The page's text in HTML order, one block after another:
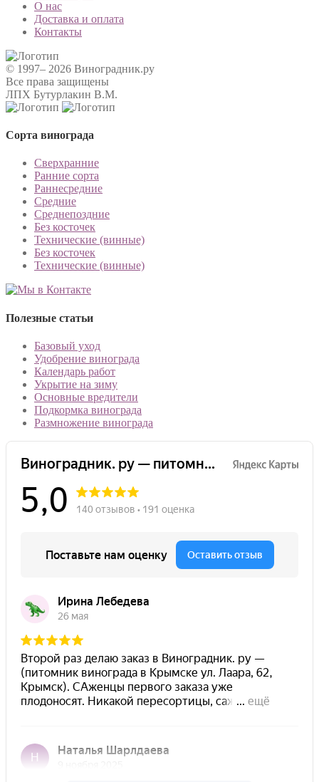
О нас
Доставка и оплата
Контакты
© 1997– 2026 Виноградник.ру
Все права защищены
ЛПХ Бутурлакин В.М.
Сорта винограда
Сверхранние
Ранние сорта
Раннесредние
Средние
Среднепоздние
Без косточек
Технические (винные)
Без косточек
Технические (винные)
Полезные статьи
Базовый уход
Удобрение винограда
Календарь работ
Укрытие на зиму
Основные вредители
Подкормка винограда
Размножение винограда